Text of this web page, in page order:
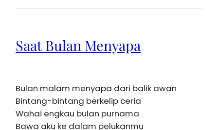
Saat Bulan Menyapa
Bulan malam menyapa dari balik awan
Bintang-bintang berkelip ceria
Wahai engkau bulan purnama
Bawa aku ke dalam pelukanmu